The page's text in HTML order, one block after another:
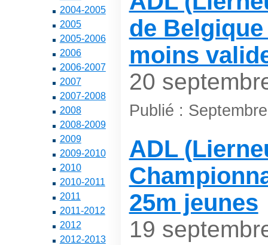
2004-2005
2005
2005-2006
2006
2006-2007
2007
2007-2008
2008
2008-2009
2009
2009-2010
2010
2010-2011
2011
2011-2012
2012
2012-2013
de
moins
20
Publié :
ADL
25m jeunes
19